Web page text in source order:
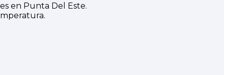
en Punta Del Este.